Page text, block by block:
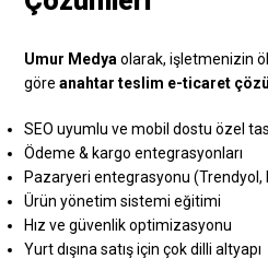
Umur Medya olarak, işletmenizin
göreanahtar teslim e-ticaret
SEO uyumlu ve mobil dostu özel
Ödeme & kargo entegrasyonları
Pazaryeri entegrasyonu
Ürün yönetim sistemi eğitimi
Hız ve güvenlik optimizasyonu
Yurt dışına satış için çok dilli altyapı